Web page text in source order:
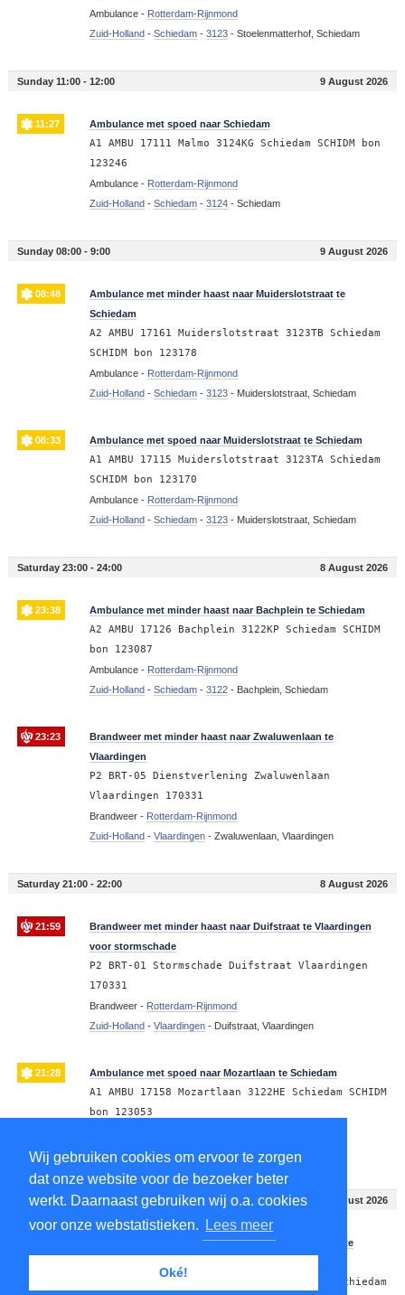
Wij gebruiken cookies om ervoor te zorgen
dat onze website voor de bezoeker beter
werkt. Daarnaast gebruiken wij o.a. cookies
voor onze webstatistieken.
Lees meer
Oké!
Ambulance - Rotterdam-Rijnmond
Zuid-Holland- Schiedam- 3123- Stoelenmatterhof, Schiedam
Sunday 11:00 - 12:00 9 August 2026
11:27 Ambulance met spoed naar Schiedam
A1 AMBU 17111 Malmo 3124KG Schiedam SCHIDM bon
123246
Ambulance - Rotterdam-Rijnmond
Zuid-Holland- Schiedam- 3124- Schiedam
Sunday 08:00 - 9:00 9 August 2026
08:48
Ambulance met minder haast naar Muiderslotstraat te
Schiedam
A2 AMBU 17161 Muiderslotstraat 3123TB Schiedam
SCHIDM bon 123178
Ambulance - Rotterdam-Rijnmond
Zuid-Holland- Schiedam- 3123- Muiderslotstraat, Schiedam
08:33 Ambulance met spoed naar Muiderslotstraat te Schiedam
A1 AMBU 17115 Muiderslotstraat 3123TA Schiedam
SCHIDM bon 123170
Ambulance - Rotterdam-Rijnmond
Zuid-Holland- Schiedam- 3123- Muiderslotstraat, Schiedam
Saturday 23:00 - 24:00 8 August 2026
23:38 Ambulance met minder haast naar Bachplein te Schiedam
A2 AMBU 17126 Bachplein 3122KP Schiedam SCHIDM
bon 123087
Ambulance - Rotterdam-Rijnmond
Zuid-Holland- Schiedam- 3122- Bachplein, Schiedam
23:23
Brandweer met minder haast naar Zwaluwenlaan te
Vlaardingen
P2 BRT-05 Dienstverlening Zwaluwenlaan
Vlaardingen 170331
Brandweer - Rotterdam-Rijnmond
Zuid-Holland- Vlaardingen- Zwaluwenlaan, Vlaardingen
Saturday 21:00 - 22:00 8 August 2026
21:59
Brandweer met minder haast naar Duifstraat te Vlaardingen
voor stormschade
P2 BRT-01 Stormschade Duifstraat Vlaardingen
170331
Brandweer - Rotterdam-Rijnmond
Zuid-Holland- Vlaardingen- Duifstraat, Vlaardingen
21:28 Ambulance met spoed naar Mozartlaan te Schiedam
A1 AMBU 17158 Mozartlaan 3122HE Schiedam SCHIDM
bon 123053
Zuid-Holland -Schiedam - 3122 -Mozartlaan, Schiedam
Saturday 14:00 - 15:00 8 August 2026
Ambulance met minder haast naar Toon Verheystraat te
A2 AMBU 17117 Toon Verheystraat 3122TP Schiedam